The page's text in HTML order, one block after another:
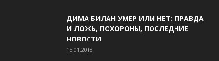
ДИМА БИЛАН УМЕР ИЛИ НЕТ: ПРАВДА
И ЛОЖЬ, ПОХОРОНЫ, ПОСЛЕДНИЕ
НОВОСТИ
15.01.2018